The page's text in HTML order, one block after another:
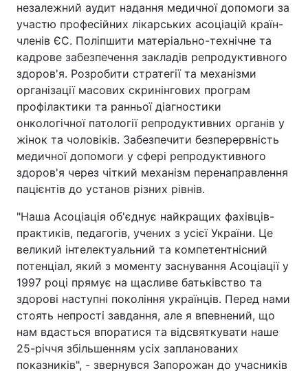
незалежний аудит надання медичної допомоги за
участю професійних лікарських асоціацій країн-
членів ЄС. Поліпшити матеріально-технічне та
кадрове забезпечення закладів репродуктивного
здоров'я. Розробити стратегії та механізми
організації масових скринінгових програм
профілактики та ранньої діагностики
онкологічної патології репродуктивних органів у
жінок та чоловіків. Забезпечити безперервність
медичної допомоги у сфері репродуктивного
здоров'я через чіткий механізм перенаправлення
пацієнтів до установ різних рівнів.
"Наша Асоціація об'єднує найкращих фахівців-
практиків, педагогів, учених з усієї України. Це
великий інтелектуальний та компетентнісний
потенціал, який з моменту заснування Асоціації у
1997 році прямує на щасливе батьківство та
здорові наступні покоління українців. Перед нами
стоять непрості завдання, але я впевнений, що
нам вдасться впоратися та відсвяткувати наше
25-річчя збільшенням усіх запланованих
показників", - звернувся Запорожан до учасників